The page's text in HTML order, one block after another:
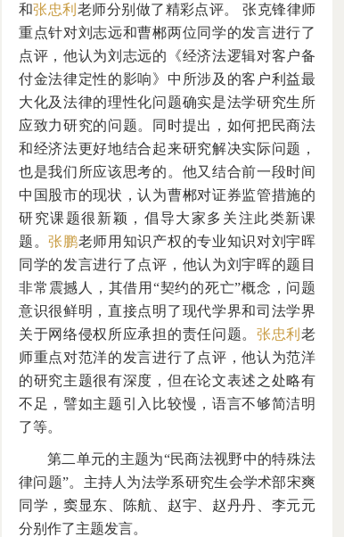
和张忠利 老师分别做了精彩点评。 张克锋律师
重点针对刘志远和曹郴两位同学的发言进行了
点评，他认为刘志远的《经济法逻辑对客户备
付金法律定性的影响》中所涉及的客户利益最
大化及法律的理性化问题确实是法学研究生所
应致力研究的问题。同时提出，如何把民商法
和经济法更好地结合起来研究解决实际问题，
也是我们所应该思考的。他又结合前一段时间
中国股市的现状，认为曹郴对证券监管措施的
研究课题很新颖，倡导大家多关注此类新课
题。张鹏老师用知识产权的专业知识对刘宇晖
同学的发言进行了点评，他认为刘宇晖的题目
非常震撼人，其借用“契约的死亡”概念，问题
意识很鲜明，直接点明了现代学界和司法学界
关于网络侵权所应承担的责任问题。 张忠利老
师重点对范洋的发言进行了点评，他认为范洋
的研究主题很有深度，但在论文表述之处略有
不足，譬如主题引入比较慢，语言不够简洁明
了等。
第二单元的主题为“民商法视野中的特殊法
律问题”。主持人为法学系研究生会学术部宋爽
同学，窦显东、陈航、赵宇、赵丹丹、李元元
分别作了主题发言。